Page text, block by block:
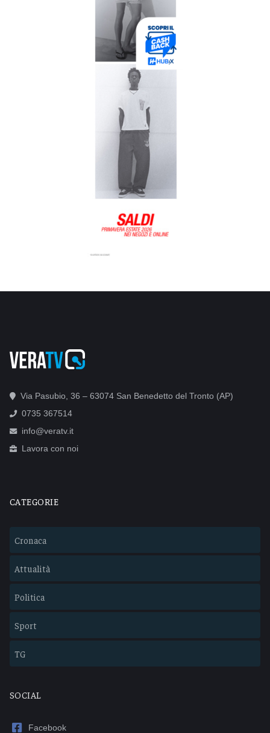
Via Pasubio, 36 – 63074 San Benedetto del Tronto (AP)
0735 367514
info@veratv.it
Lavora con noi
CATEGORIE
Cronaca
Attualità
Politica
Sport
TG
SOCIAL
Facebook